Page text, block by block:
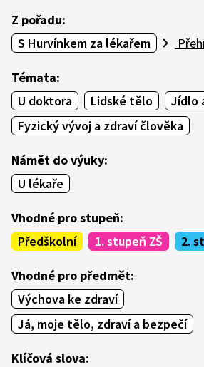
Z pořadu:
S Hurvínkem za lékařem
Témata:
U doktora
Lidské tělo
Jídlo
Fyzický vývoj a zdraví člověka
Námět do výuky:
U lékaře
Vhodné pro stupeň:
Předškolní
1. stupeň ZŠ 2.
Vhodné pro předmět:
Výchova ke zdraví
Já, moje tělo, zdraví a bezpečí
Klíčová slova: